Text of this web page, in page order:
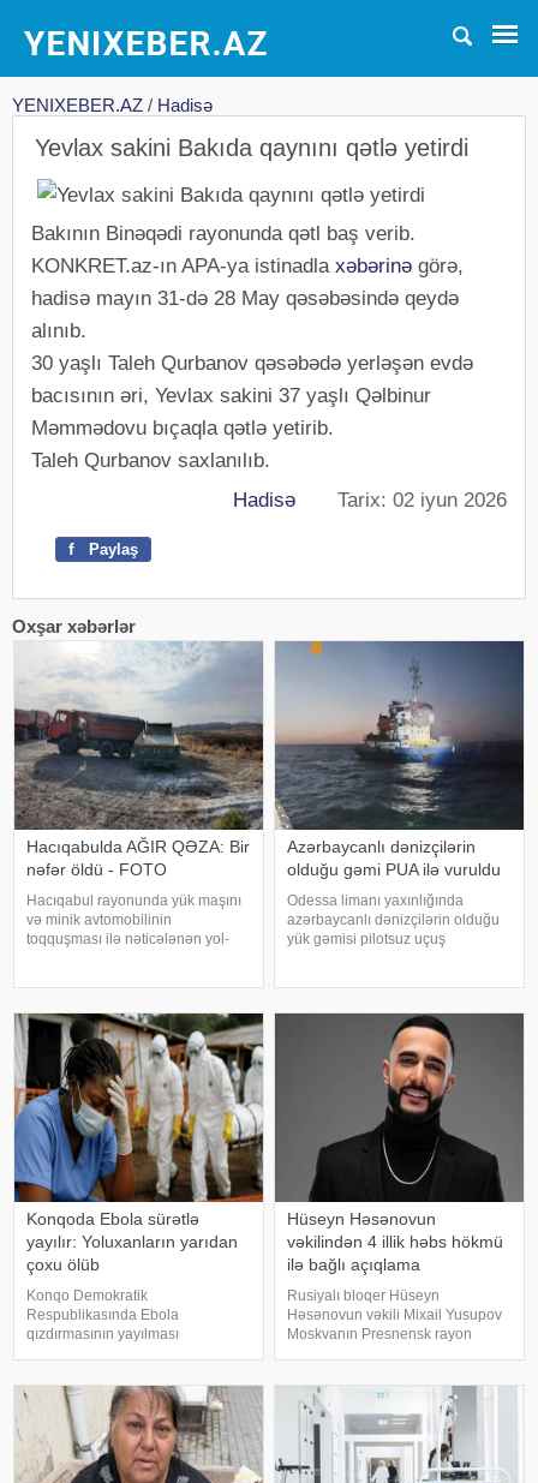
YENIXEBER.AZ / Hadisə
Yevlax sakini Bakıda qaynını qətlə yetirdi
Bakının Binəqədi rayonunda qətl baş verib.
KONKRET.az-ın APA-ya istinadla xəbərinə görə,
hadisə mayın 31-də 28 May qəsəbəsində qeydə
alınıb.
30 yaşlı Taleh Qurbanov qəsəbədə yerləşən evdə
bacısının əri, Yevlax sakini 37 yaşlı Qəlbinur
Məmmədovu bıçaqla qətlə yetirib.
Taleh Qurbanov saxlanılıb.
Hadisə Tarix: 02 iyun 2026
f Paylaş
Oxşar xəbərlər
Hacıqabulda AĞIR QƏZA: Bir
nəfər öldü - FOTO
Hacıqabul rayonunda yük maşını
və minik avtomobilinin
toqquşması ilə nəticələnən yol-
Bakı-Qazax avtomobil yolunun
Hacıqabul rayonunu
Azərbaycanlı dənizçilərin
olduğu gəmi PUA ilə vuruldu
Odessa limanı yaxınlığında
azərbaycanlı dənizçilərin olduğu
yük gəmisi pilotsuz uçuş
"Azərbaycan Dənizçilərinə
Konqoda Ebola sürətlə
yayılır: Yoluxanların yarıdan
çoxu ölüb
Konqo Demokratik
Respublikasında Ebola
qızdırmasının yayılması
Figaro" qəzeti Ümumdünya
Səhiyyə Təşkilatına (ÜST)
istinadən məlumat yayıb. ÜST-ni
Hüseyn Həsənovun
vəkilindən 4 illik həbs hökmü
ilə bağlı açıqlama
Rusiyalı bloqer Hüseyn
Həsənovun vəkili Mixail Yusupov
Moskvanın Presnensk rayon
bağlı açıqlama verib. Müdafiə
tərəfi qərarla razı olmadığını
bildirərək apellyasiy